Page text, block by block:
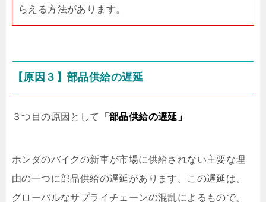
らえる方法があります。
【原因３】部品供給の遅延
３つ目の原因として 「部品供給の遅延」
ホンダのバイクの新車が市場に供給されない主要な理
由の一つに部品供給の遅延があります。この遅延は、
グローバルなサプライチェーンの混乱によるもので、